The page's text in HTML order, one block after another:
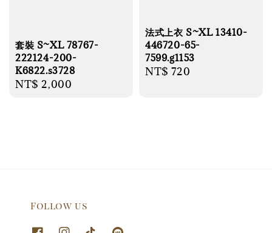
套裝 S~XL 78767-
222124-200-
K6822.s3728
Regular
NT$ 2,000
法式上衣 S~XL 13410-
446720-65-
7599.g1153
Regular
NT$ 720
Follow us